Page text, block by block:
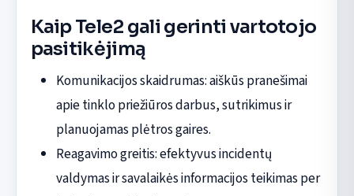
Kaip Tele2 gali gerinti vartotojo
pasitikėjimą
Komunikacijos skaidrumas: aiškūs pranešimai
apie tinklo priežiūros darbus, sutrikimus ir
planuojamas plėtros gaires.
Reagavimo greitis: efektyvus incidentų
valdymas ir savalaikės informacijos teikimas per